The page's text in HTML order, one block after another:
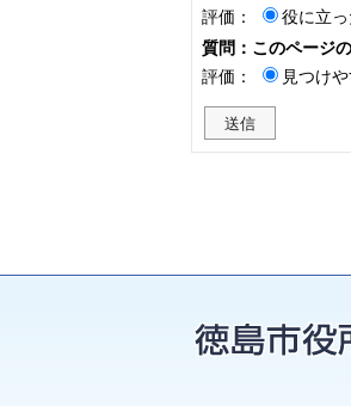
評価：
役に立っ
質問：このページ
評価：
見つけ